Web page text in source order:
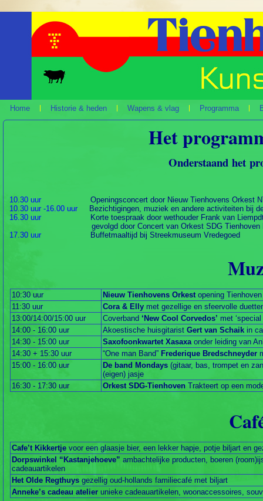
Home Historie & heden Wapens & vlag Programma
Het
Onderstaand het p
10.30 uur
Openingsconcert door Nieuw Tienhovens Orkest
10.30 uur -16.00 uur Bezichtigingen, muziek en andere activiteiten bij
16.30 uur
Korte toespraak door wethouder Frank van
gevolgd door Concert van Orkest SDG
17.30 uur Buffetmaaltijd bij Streekmuseum Vredegoed
10:30 uur Nieuw Tienhovens Orkest opening
11:30 uur
Cora & Elly met gezellige en sfeervolle
13:00/14:00/15:00 uur
Coverband ‘New Cool Corvedos’ met
14:00 - 16:00 uur
Akoestische huisgitarist Gert van Schaik in
14:30 - 15:00 uur
Saxofoonkwartet Xasaxaonder leiding van
14:30 + 15:30 uur
“One man Band” Frederique Bredschneyder
15:00 - 16:00 uur
De band Mondays (gitaar, bas, trompet en
(eigen) jasje
16:30 - 17:30 uur
Orkest SDG-Tienhoven Trakteert op een
Cafe’t Kikkertje voor een glaasje bier, een lekker hapje, potje biljart en
Dorpswinkel “Kastanjehoeve” ambachtelijke producten, boeren
cadeauartikelen
Het Olde Regthuys gezellig oud-hollands familiecafé met biljart
Anneke’s cadeau atelier unieke cadeauartikelen, woonaccessoires,